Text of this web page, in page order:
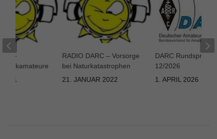
RADIO DARC – Vorsorge
bei Naturkatastrophen
21. JANUAR 2022
DARC Rundspruch
12/2026
1. APRIL 2026
–
Funkamateure